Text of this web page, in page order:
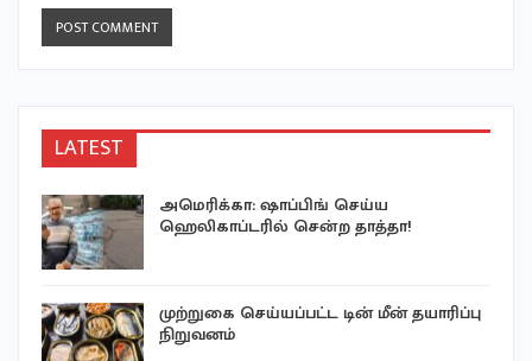
LATEST
அமெரிக்கா: ஷாப்பிங் செய்ய
ஹெலிகாப்டரில் சென்ற தாத்தா!
முற்றுகை செய்யப்பட்ட டின் மீன் தயாரிப்பு
நிறுவனம்